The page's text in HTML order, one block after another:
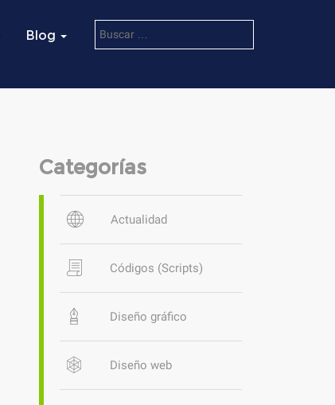
Blog
Categorías
Actualidad
Códigos (Scripts)
Diseño gráfico
Diseño web